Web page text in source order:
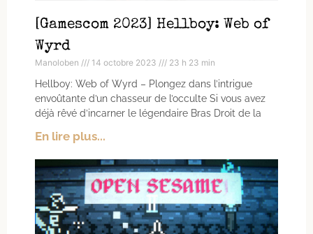
[Gamescom 2023] Hellboy: Web of
Wyrd
Manoloben 14 octobre 2023 23 h 23 min
Hellboy: Web of Wyrd – Plongez dans l’intrigue
envoûtante d’un chasseur de l’occulte Si vous avez
déjà rêvé d’incarner le légendaire Bras Droit de la
En lire plus...